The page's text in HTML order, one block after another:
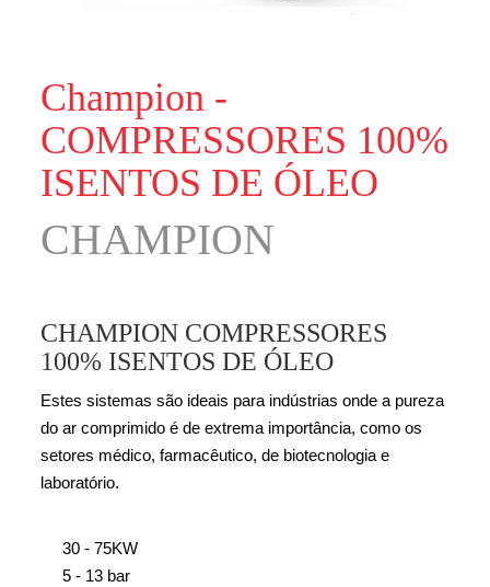
Champion -
COMPRESSORES 100%
ISENTOS DE ÓLEO
CHAMPION
CHAMPION COMPRESSORES
100% ISENTOS DE ÓLEO
Estes sistemas são ideais para indústrias onde a pureza
do ar comprimido é de extrema importância, como os
setores médico, farmacêutico, de biotecnologia e
laboratório.
30 - 75KW
5 - 13 bar